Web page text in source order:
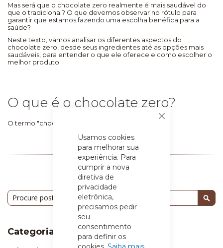
Fechar
Usamos cookies
para melhorar sua
experiência. Para
cumprir a nova
diretiva de
privacidade
eletrônica,
precisamos pedir
seu
consentimento
para definir os
Mas será que o chocolate zero realmente é mais saudável do
que o tradicional? O que devemos observar no rótulo para
garantir que estamos fazendo uma escolha benéfica para a
saúde?
Neste texto, vamos analisar os diferentes aspectos do
chocolate zero, desde seus ingredientes até as opções mais
saudáveis, para entender o que ele oferece e como escolher o
melhor produto.
O que é o chocolate zero?
O termo "chocolate...
Pesquisa
Categorias